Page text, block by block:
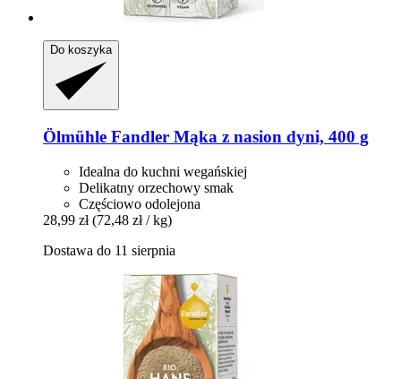
Do koszyka
Ölmühle Fandler Mąka z nasion dyni, 400 g
Idealna do kuchni wegańskiej
Delikatny orzechowy smak
Częściowo odolejona
28,99 zł (72,48 zł / kg)
Dostawa do 11 sierpnia